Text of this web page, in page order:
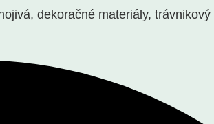
dekoračné materiály,